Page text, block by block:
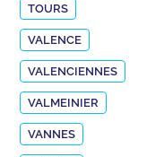
TOURS
VALENCE
VALENCIENNES
VALMEINIER
VANNES